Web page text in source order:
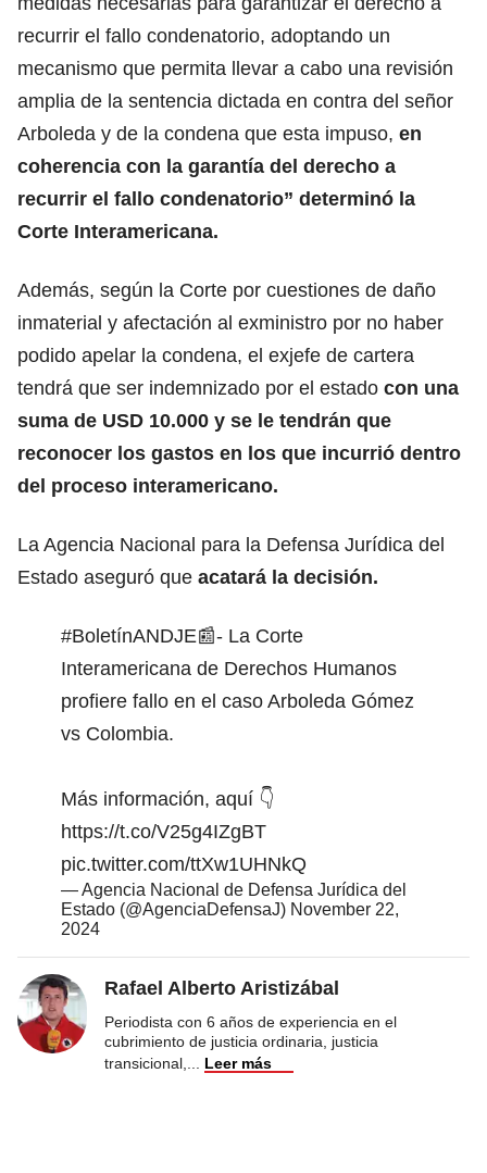
recurrir el fallo condenatorio, adoptando un
mecanismo que permita llevar a cabo una revisión
amplia de la sentencia dictada en contra del señor
Arboleda y de la condena que esta impuso, en
coherencia con la garantía del derecho a
recurrir el fallo condenatorio” determinó la
Corte Interamericana.
Además, según la Corte por cuestiones de daño
inmaterial y afectación al exministro por no haber
podido apelar la condena, el exjefe de cartera
tendrá que ser indemnizado por el estado con una
suma de USD 10.000 y se le tendrán que
reconocer los gastos en los que incurrió dentro
del proceso interamericano.
La Agencia Nacional para la Defensa Jurídica del
Estado aseguró que acatará la decisión.
#BoletínANDJE📰- La Corte
Interamericana de Derechos Humanos
profiere fallo en el caso Arboleda Gómez
vs Colombia.
Más información, aquí 👇
https://t.co/V25g4IZgBT
pic.twitter.com/ttXw1UHNkQ
— Agencia Nacional de Defensa Jurídica del
Estado (@AgenciaDefensaJ) November 22,
2024
Rafael Alberto Aristizábal
Periodista con 6 años de experiencia en el
cubrimiento de justicia ordinaria, justicia
transicional,
Leer más